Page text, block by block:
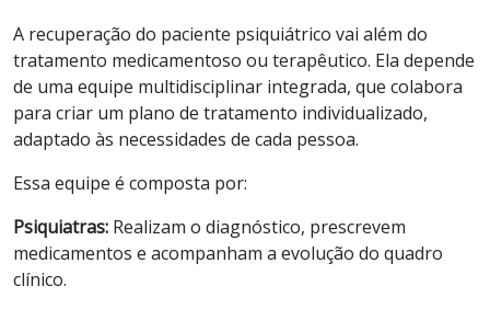
A recuperação do paciente psiquiátrico vai além do
tratamento medicamentoso ou terapêutico. Ela depende
de uma equipe multidisciplinar integrada, que colabora
para criar um plano de tratamento individualizado,
adaptado às necessidades de cada pessoa.
Essa equipe é composta por:
Psiquiatras: Realizam o diagnóstico, prescrevem
medicamentos e acompanham a evolução do quadro
clínico.